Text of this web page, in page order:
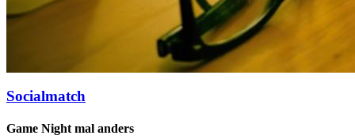
Socialmatch
Game Night mal anders